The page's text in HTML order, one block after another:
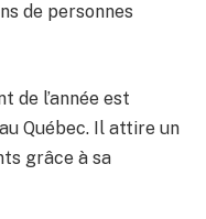
de personnes
de l’année est
Québec. Il attire un
grâce à sa